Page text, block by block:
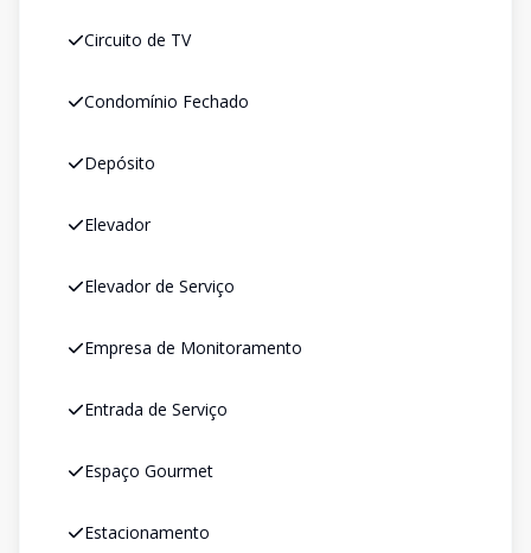
Circuito de TV
Condomínio Fechado
Depósito
Elevador
Elevador de Serviço
Empresa de Monitoramento
Entrada de Serviço
Espaço Gourmet
Estacionamento